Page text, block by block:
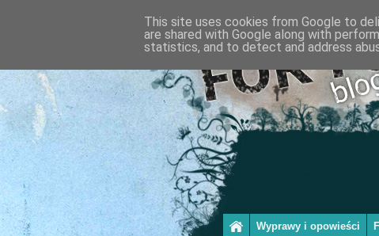
Wyprawy i opowieści
This site uses cookies from Google to
are shared with Google along with
statistics, and to detect and address